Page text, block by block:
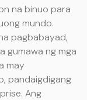
na binuo para
mundo.
pagbabayad,
gumawa ng mga
may
pandaigdigang
Ang